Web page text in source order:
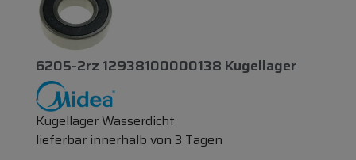
6205-2rz 12938100000138 Kugellager
Kugellager Wasserdicht
lieferbar innerhalb von 3 Tagen